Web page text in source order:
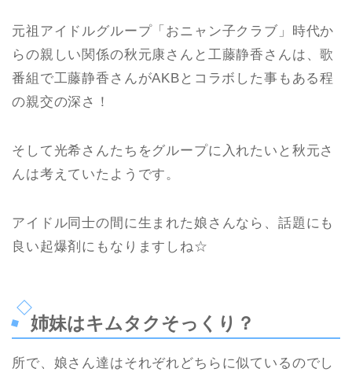
元祖アイドルグループ「おニャン子クラブ」時代か
らの親しい関係の秋元康さんと工藤静香さんは、歌
番組で工藤静香さんがAKBとコラボした事もある程
の親交の深さ！
そして光希さんたちをグループに入れたいと秋元さ
んは考えていたようです。
アイドル同士の間に生まれた娘さんなら、話題にも
良い起爆剤にもなりますしね☆
姉妹はキムタクそっくり？
所で、娘さん達はそれぞれどちらに似ているのでし